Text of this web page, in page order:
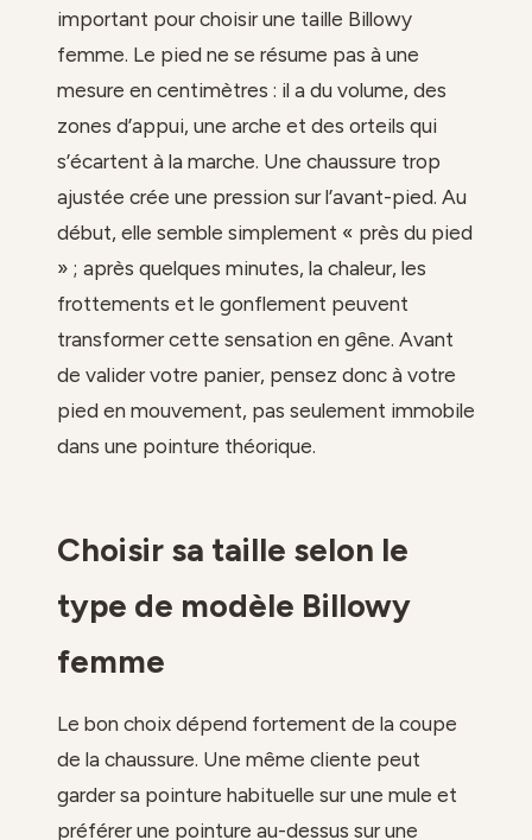
important pour choisir une taille Billowy
femme. Le pied ne se résume pas à une
mesure en centimètres : il a du volume, des
zones d’appui, une arche et des orteils qui
s’écartent à la marche. Une chaussure trop
ajustée crée une pression sur l’avant-pied. Au
début, elle semble simplement « près du pied
» ; après quelques minutes, la chaleur, les
frottements et le gonflement peuvent
transformer cette sensation en gêne. Avant
de valider votre panier, pensez donc à votre
pied en mouvement, pas seulement immobile
dans une pointure théorique.
Choisir sa taille selon le
type de modèle Billowy
femme
Le bon choix dépend fortement de la coupe
de la chaussure. Une même cliente peut
garder sa pointure habituelle sur une mule et
préférer une pointure au-dessus sur une